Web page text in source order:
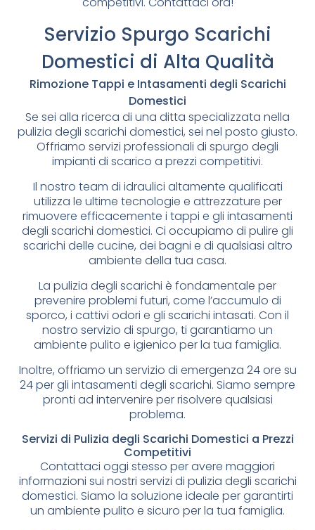
Servizio Spurgo Scarichi
Domestici di Alta Qualità
Rimozione Tappi e Intasamenti degli Scarichi
Domestici
Se sei alla ricerca di una ditta specializzata nella
pulizia degli scarichi domestici, sei nel posto giusto.
Offriamo servizi professionali di spurgo degli
impianti di scarico a prezzi competitivi.
Il nostro team di idraulici altamente qualificati
utilizza le ultime tecnologie e attrezzature per
rimuovere efficacemente i tappi e gli intasamenti
degli scarichi domestici. Ci occupiamo di pulire gli
scarichi delle cucine, dei bagni e di qualsiasi altro
ambiente della tua casa.
La pulizia degli scarichi è fondamentale per
prevenire problemi futuri, come l’accumulo di
sporco, i cattivi odori e gli scarichi intasati. Con il
nostro servizio di spurgo, ti garantiamo un
ambiente pulito e igienico per la tua famiglia.
Inoltre, offriamo un servizio di emergenza 24 ore su
24 per gli intasamenti degli scarichi. Siamo sempre
pronti ad intervenire per risolvere qualsiasi
problema.
Servizi di Pulizia degli Scarichi Domestici a Prezzi
Competitivi
Contattaci oggi stesso per avere maggiori
informazioni sui nostri servizi di pulizia degli scarichi
domestici. Siamo la soluzione ideale per garantirti
un ambiente pulito e sicuro per la tua famiglia.